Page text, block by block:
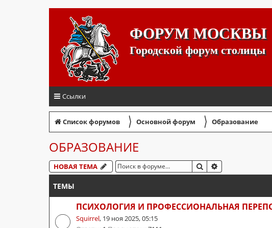
ФОРУМ МОСКВЫ
Городской форум столицы
Ссылки
Список форумов 〉 Основной форум 〉 Образование
ОБРАЗОВАНИЕ
НОВАЯ ТЕМА ПОИСК
ТЕМЫ
ПСИХОЛОГИЯ И ПРОФЕССИОНАЛЬНАЯ
Squirrel, 19 ноя 2025, 05:15